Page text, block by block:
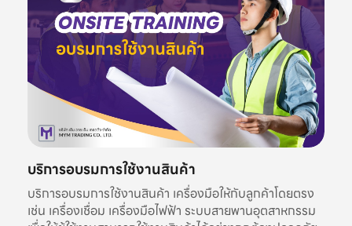
บริการอบรมการใช้งานสินค้า
บริการอบรมการใช้งานสินค้า เครื่องมือให้กับลูกค้าโดยตรง
เช่น เครื่องเชื่อม เครื่องมือไฟฟ้า ระบบสายพานอุตสาหกรรม